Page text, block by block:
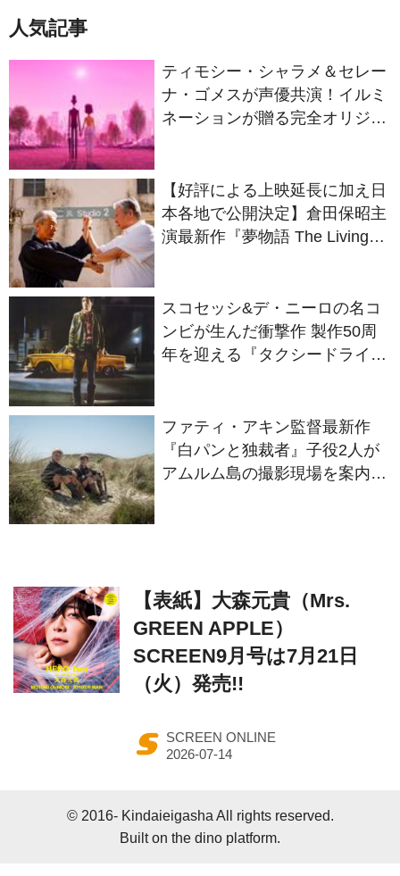
人気記事
ティモシー・シャラメ＆セレー
ナ・ゴメスが声優共演！イルミ
ネーションが贈る完全オリジナ
【好評による上映延長に加え日
本各地で公開決定】倉田保昭主
演最新作『夢物語 The Living
スコセッシ&デ・ニーロの名コ
ンビが生んだ衝撃作 製作50周
年を迎える『タクシードライバ
ファティ・アキン監督最新作
『白パンと独裁者』子役2人が
アムルム島の撮影現場を案内！
【表紙】大森元貴（Mrs.
GREEN APPLE）
SCREEN9月号は7月21日
（火）発売!!
SCREEN ONLINE
© 2016- Kindaieigasha All rights reserved.
Built on the dino platform.